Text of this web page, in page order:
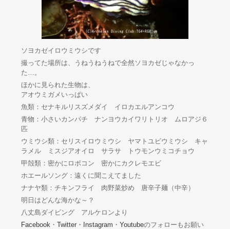
ソヨカゼイロウミウシです
撮ってた場所は、うねうねうねで全然ソヨカゼじゃなかっ
た…。
ほかに見られた生物は、
アオウミガメいっぱい
魚類：セナキルリスズメダイ イロカエルアンコウ
青物：小さいカンパチ ナンヨウカイワリトリオ ムロアジ６
匹
ウミウシ類：セリスイロウミウシ ヤマトユビウミウシ キャ
ラメル ミスジアオイロ サラサ トウモンウミコチョウ
甲殻類：密かにロボコン 密かにカクレモエビ
ホエールソング：遠くに聞こえてました
ナナヤ類：チキンフライ 肉野菜炒め 唐辛子麺（中辛）
明日はどんな海かな～？
八丈島ダイビング アルケロンより
Facebook ・ Twitter ・ Instagram ・ Youtubeのフォローもお願い